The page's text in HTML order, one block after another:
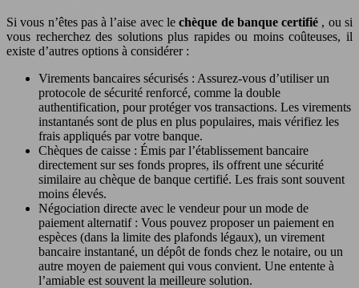
Si vous n’êtes pas à l’aise avec lechèque de banque certifié , ou si
vous recherchez des solutions plus rapides ou moins coûteuses, il
existe d’autres options à considérer :
Virements bancaires sécurisés : Assurez-vous d’utiliser un
protocole de sécurité renforcé, comme la double
authentification, pour protéger vos transactions. Les virements
instantanés sont de plus en plus populaires, mais vérifiez les
frais appliqués par votre banque.
Chèques de caisse : Émis par l’établissement bancaire
directement sur ses fonds propres, ils offrent une sécurité
similaire au chèque de banque certifié. Les frais sont souvent
moins élevés.
Négociation directe avec le vendeur pour un mode de
paiement alternatif : Vous pouvez proposer un paiement en
espèces (dans la limite des plafonds légaux), un virement
bancaire instantané, un dépôt de fonds chez le notaire, ou un
autre moyen de paiement qui vous convient. Une entente à
l’amiable est souvent la meilleure solution.